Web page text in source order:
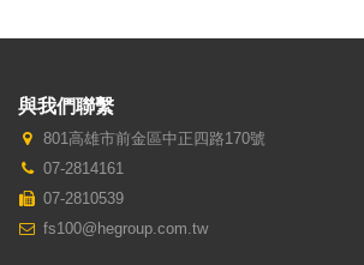
與我們聯繫
801高雄市前金區中正四路170號
07-2814161
07-2810539
fs100@hegroup.com.tw